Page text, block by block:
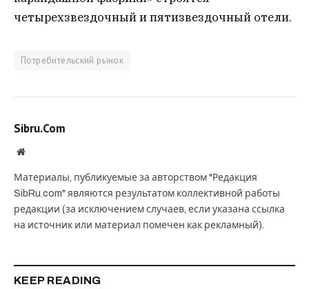
четырехзвездочный и пятизвездочный отели.
Потребительский рынок
Sibru.Com
Website
Материалы, публикуемые за авторством "Редакция
SibRu.com" являются результатом коллективной работы
редакции (за исключением случаев, если указана ссылка
на источник или материал помечен как рекламный).
KEEP READING